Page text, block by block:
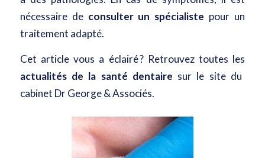
nécessaire de consulter un spécialiste pour un
traitement adapté.
Cet article vous a éclairé ? Retrouvez toutes les
actualités de la santé dentaire sur le site du
cabinet Dr George & Associés.